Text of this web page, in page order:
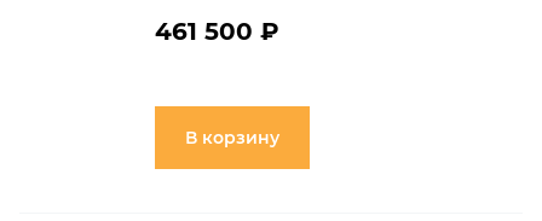
461 500 ₽
В корзину